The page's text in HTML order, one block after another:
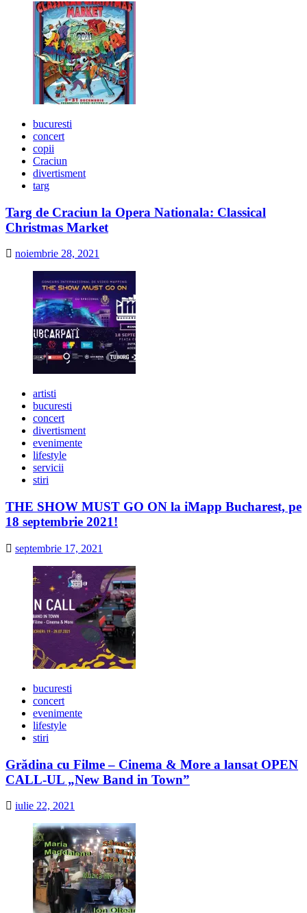
bucuresti
concert
copii
Craciun
divertisment
targ
Targ de Craciun la Opera Nationala: Classical
Christmas Market
noiembrie 28, 2021
artisti
bucuresti
concert
divertisment
evenimente
lifestyle
servicii
stiri
THE SHOW MUST GO ON la iMapp Bucharest, pe
18 septembrie 2021!
septembrie 17, 2021
bucuresti
concert
evenimente
lifestyle
stiri
Grădina cu Filme – Cinema & More a lansat OPEN
CALL-UL „New Band in Town”
iulie 22, 2021